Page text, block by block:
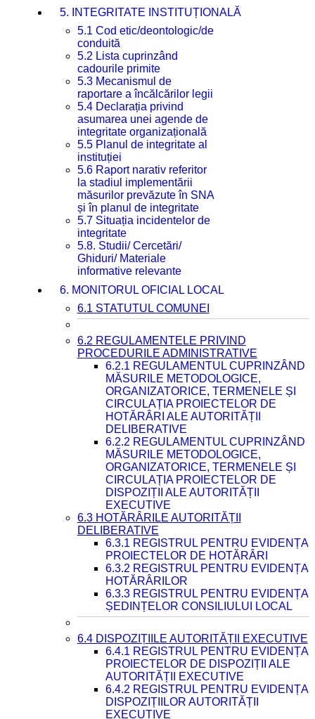
5. INTEGRITATE INSTITUȚIONALĂ
5.1 Cod etic/deontologic/de
conduită
5.2 Lista cuprinzând
cadourile primite
5.3 Mecanismul de
raportare a încălcărilor legii
5.4 Declarația privind
asumarea unei agende de
integritate organizațională
5.5 Planul de integritate al
instituției
5.6 Raport narativ referitor
la stadiul implementării
măsurilor prevăzute în SNA
și în planul de integritate
5.7 Situația incidentelor de
integritate
5.8. Studii/ Cercetări/
Ghiduri/ Materiale
informative relevante
6. MONITORUL OFICIAL LOCAL
6.1 STATUTUL COMUNEI
6.2 REGULAMENTELE PRIVIND
PROCEDURILE ADMINISTRATIVE
6.2.1 REGULAMENTUL CUPRINZÂND
MĂSURILE METODOLOGICE,
ORGANIZATORICE, TERMENELE ȘI
CIRCULAȚIA PROIECTELOR DE
HOTĂRÂRI ALE AUTORITĂȚII
DELIBERATIVE
6.2.2 REGULAMENTUL CUPRINZÂND
MĂSURILE METODOLOGICE,
ORGANIZATORICE, TERMENELE ȘI
CIRCULAȚIA PROIECTELOR DE
DISPOZIȚII ALE AUTORITĂȚII
EXECUTIVE
6.3 HOTĂRÂRILE AUTORITĂȚII
DELIBERATIVE
6.3.1 REGISTRUL PENTRU EVIDENȚA
PROIECTELOR DE HOTĂRÂRI
6.3.2 REGISTRUL PENTRU EVIDENȚA
HOTĂRÂRILOR
6.3.3 REGISTRUL PENTRU EVIDENȚA
ȘEDINȚELOR CONSILIULUI LOCAL
6.4 DISPOZIȚIILE AUTORITĂȚII EXECUTIVE
6.4.1 REGISTRUL PENTRU EVIDENȚA
PROIECTELOR DE DISPOZIȚII ALE
AUTORITĂȚII EXECUTIVE
6.4.2 REGISTRUL PENTRU EVIDENȚA
DISPOZIȚIILOR AUTORITĂȚII
EXECUTIVE